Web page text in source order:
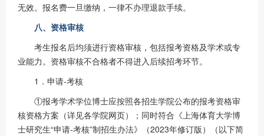
无效。报名费一旦缴纳，一律不办理退款手续。
八、资格审核
考生报名后均须进行资格审核，包括报考资格及学术或专
业能力。资格审核不合格者不得进入后续招考环节。
1．申请-考核
①报考学术学位博士应按照各招生学院公布的报考资格审
核资格方案（详见各学院网页）；同时符合《上海体育大学博
士研究生“申请-考核”制招生办法》（2023年修订版）（以下简